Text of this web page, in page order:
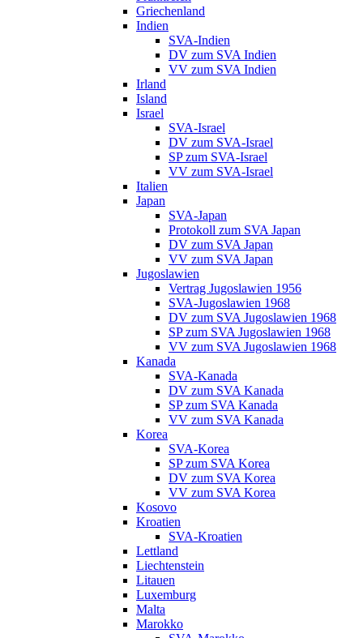
Griechenland
Indien
SVA-Indien
DV zum SVA Indien
VV zum SVA Indien
Irland
Island
Israel
SVA-Israel
DV zum SVA-Israel
SP zum SVA-Israel
VV zum SVA-Israel
Italien
Japan
SVA-Japan
Protokoll zum SVA Japan
DV zum SVA Japan
VV zum SVA Japan
Jugoslawien
Vertrag Jugoslawien 1956
SVA-Jugoslawien 1968
DV zum SVA Jugoslawien 1968
SP zum SVA Jugoslawien 1968
VV zum SVA Jugoslawien 1968
Kanada
SVA-Kanada
DV zum SVA Kanada
SP zum SVA Kanada
VV zum SVA Kanada
Korea
SVA-Korea
SP zum SVA Korea
DV zum SVA Korea
VV zum SVA Korea
Kosovo
Kroatien
SVA-Kroatien
Lettland
Liechtenstein
Litauen
Luxemburg
Malta
Marokko